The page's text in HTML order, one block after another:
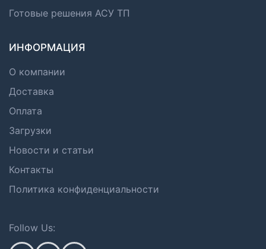
Готовые решения АСУ ТП
ИНФОРМАЦИЯ
О компании
Доставка
Оплата
Загрузки
Новости и статьи
Контакты
Политика конфиденциальности
Follow Us: